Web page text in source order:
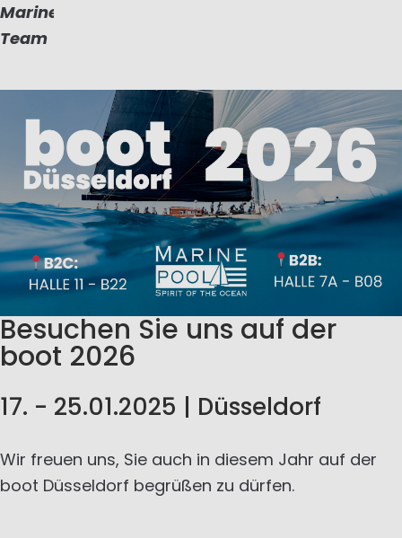
Marinepool
Team
Besuchen Sie uns auf der
boot 2026
17. - 25.01.2025 | Düsseldorf
Wir freuen uns, Sie auch in diesem Jahr auf der
boot Düsseldorf begrüßen zu dürfen.